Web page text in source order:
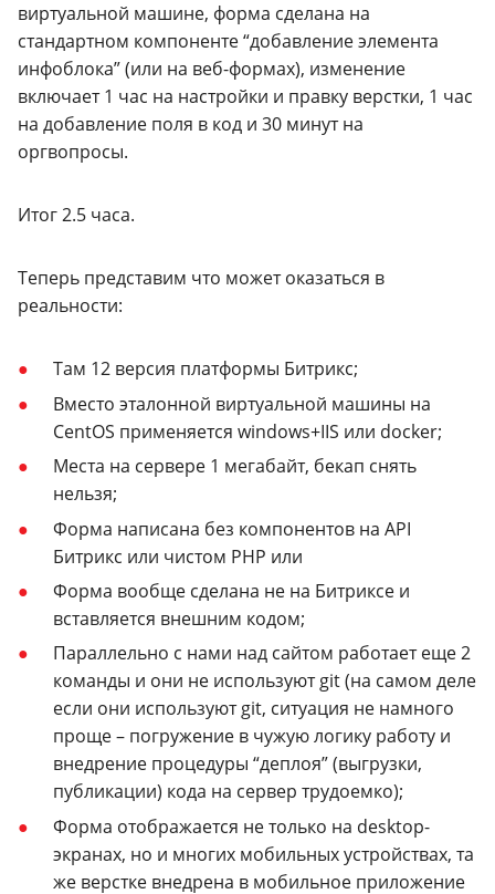
виртуальной машине, форма сделана на
стандартном компоненте “добавление элемента
инфоблока” (или на веб-формах), изменение
включает 1 час на настройки и правку верстки, 1 час
на добавление поля в код и 30 минут на
оргвопросы.
Итог 2.5 часа.
Теперь представим что может оказаться в
реальности:
Там 12 версия платформы Битрикс;
Вместо эталонной виртуальной машины на
CentOS применяется windows+IIS или docker;
Места на сервере 1 мегабайт, бекап снять
нельзя;
Форма написана без компонентов на API
Битрикс или чистом PHP или
Форма вообще сделана не на Битриксе и
вставляется внешним кодом;
Параллельно с нами над сайтом работает еще 2
команды и они не используют git (на самом деле
если они используют git, ситуация не намного
проще – погружение в чужую логику работу и
внедрение процедуры “деплоя” (выгрузки,
публикации) кода на сервер трудоемко);
Форма отображается не только на desktop-
экранах, но и многих мобильных устройствах, та
же верстке внедрена в мобильное приложение